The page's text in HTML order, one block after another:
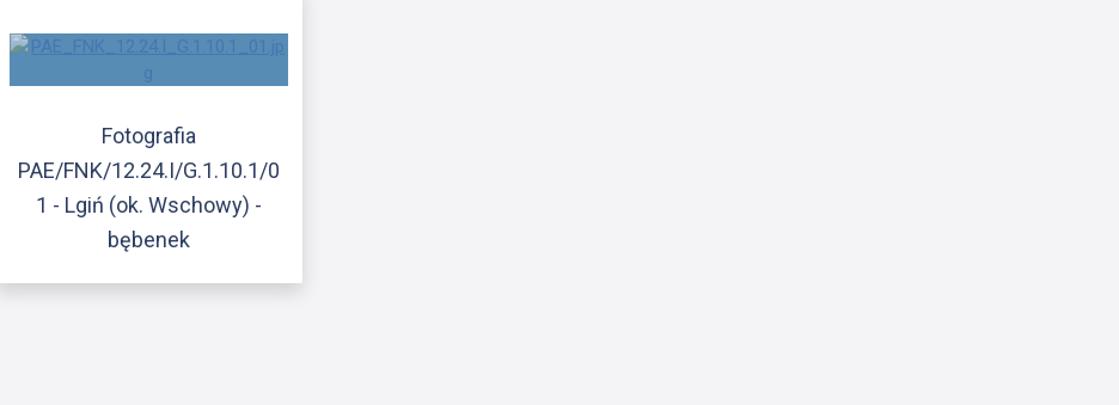
Fotografia
PAE/FNK/12.24.I/G.1.10.1/0
1 - Lgiń (ok. Wschowy) -
bębenek